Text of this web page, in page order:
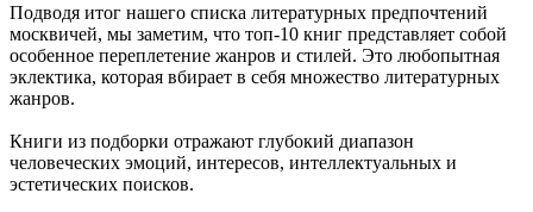
Подводя итог нашего списка литературных предпочтений
москвичей, мы заметим, что топ-10 книг представляет собой
особенное переплетение жанров и стилей. Это любопытная
эклектика, которая вбирает в себя множество литературных
жанров.
Книги из подборки отражают глубокий диапазон
человеческих эмоций, интересов, интеллектуальных и
эстетических поисков.